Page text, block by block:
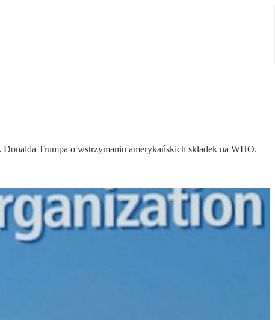
Trumpa o wstrzymaniu amerykańskich składek na WHO.